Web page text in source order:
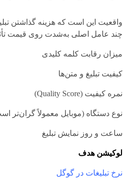
واقعیت این است که هزینه گذاشتن
چند عامل اصلی به‌شدت روی قیمت
میزان رقابت کلمه کلیدی
کیفیت تبلیغ و متن‌ها
نمره کیفیت (Quality Score)
نوع دستگاه (موبایل معمولاً گران‌تر
ساعت و روز نمایش تبلیغ
لوکیشن هدف
نرخ تبلیغات در گوگل